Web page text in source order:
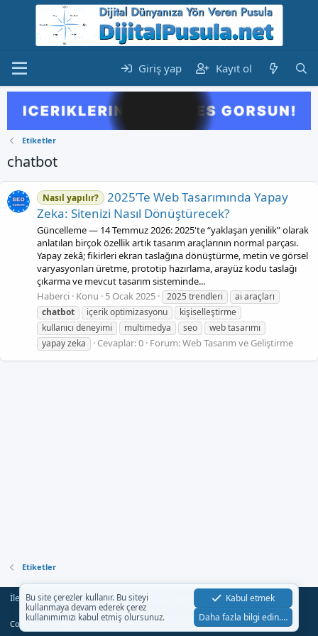
Giriş yap Kayıt ol
Etiketler
chatbot
Nasıl yapılır?
2025’Te Web Tasarımında Yapay
Zeka: Sitenizi Nasıl Dönüştürecek?
Güncelleme — 14 Temmuz 2026: 2025'te “yaklaşan yenilik” olarak
anlatılan birçok özellik artık tasarım araçlarının normal parçası.
Yapay zekâ; fikirleri ekran taslağına dönüştürme, metin ve görsel
varyasyonları üretme, prototip hazırlama, arayüz kodu taslağı
çıkarma ve mevcut tasarım sisteminde...
Haberci Konu 5 Ocak 2025 2025 trendleri
ai araçları
chatbot
içerik optimizasyonu
kişiselleştirme
kullanıcı deneyimi
multimedya seo
web tasarımı
yapay zeka
Cevaplar: 0 Forum:Web Tasarım ve Geliştirme
Etiketler
İletişim Şartlar Gizlilik Yardım
R
S
S
Community platform by XenForo® © 2010-2023 XenForo Ltd.
Bu site çerezler kullanır. Bu siteyi
kullanmaya devam ederek çerez
kullanımımızı kabul etmiş olursunuz.
Kabul etmek
Daha fazla bilgi edin.…